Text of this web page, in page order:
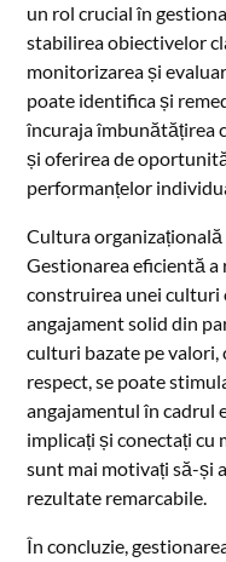
un rol crucial în
stabilirea obiectivelor
monitorizarea și
poate identifica și
încuraja îmbunătățirea
și oferirea de
performanțelor
Cultura
Gestionarea eficientă
construirea unei culturi
angajament solid din
culturi bazate pe valori,
respect, se poate
angajamentul în cadrul
implicați și conectați cu
sunt mai motivați să-și
rezultate remarcabile.
În concluzie,